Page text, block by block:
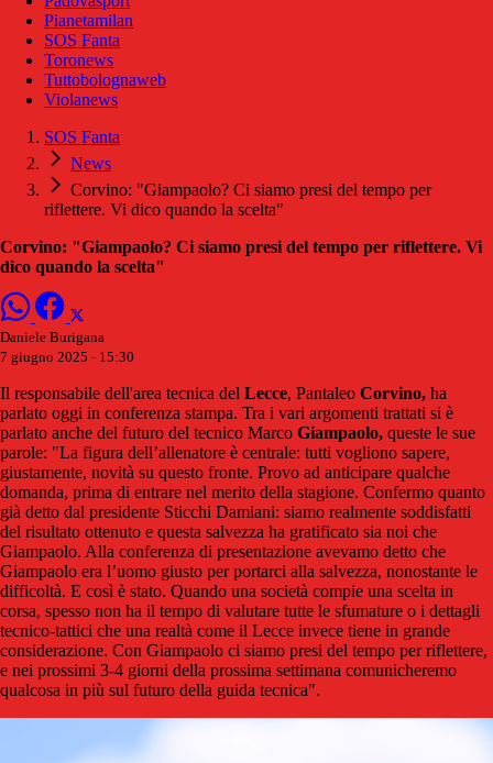
Pianetamilan
SOS Fanta
Toronews
Tuttobolognaweb
Violanews
SOS Fanta
News
Corvino: "Giampaolo? Ci siamo presi del tempo per
riflettere. Vi dico quando la scelta"
Corvino: "Giampaolo? Ci siamo presi del tempo per riflettere. Vi
dico quando la scelta"
Daniele Burigana
7 giugno 2025 - 15:30
Il responsabile dell'area tecnica del Lecce, Pantaleo Corvino, ha
parlato oggi in conferenza stampa. Tra i vari argomenti trattati si è
parlato anche del futuro del tecnico Marco Giampaolo, queste le sue
parole: "La figura dell’allenatore è centrale: tutti vogliono sapere,
giustamente, novità su questo fronte. Provo ad anticipare qualche
domanda, prima di entrare nel merito della stagione. Confermo quanto
già detto dal presidente Sticchi Damiani: siamo realmente soddisfatti
del risultato ottenuto e questa salvezza ha gratificato sia noi che
Giampaolo. Alla conferenza di presentazione avevamo detto che
Giampaolo era l’uomo giusto per portarci alla salvezza, nonostante le
difficoltà. E così è stato. Quando una società compie una scelta in
corsa, spesso non ha il tempo di valutare tutte le sfumature o i dettagli
tecnico-tattici che una realtà come il Lecce invece tiene in grande
considerazione. Con Giampaolo ci siamo presi del tempo per riflettere,
e nei prossimi 3-4 giorni della prossima settimana comunicheremo
qualcosa in più sul futuro della guida tecnica".